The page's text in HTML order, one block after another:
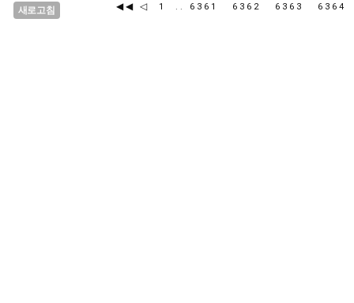
새로고침 ◀◀ ◁ 1 .. 6361 6362 6363